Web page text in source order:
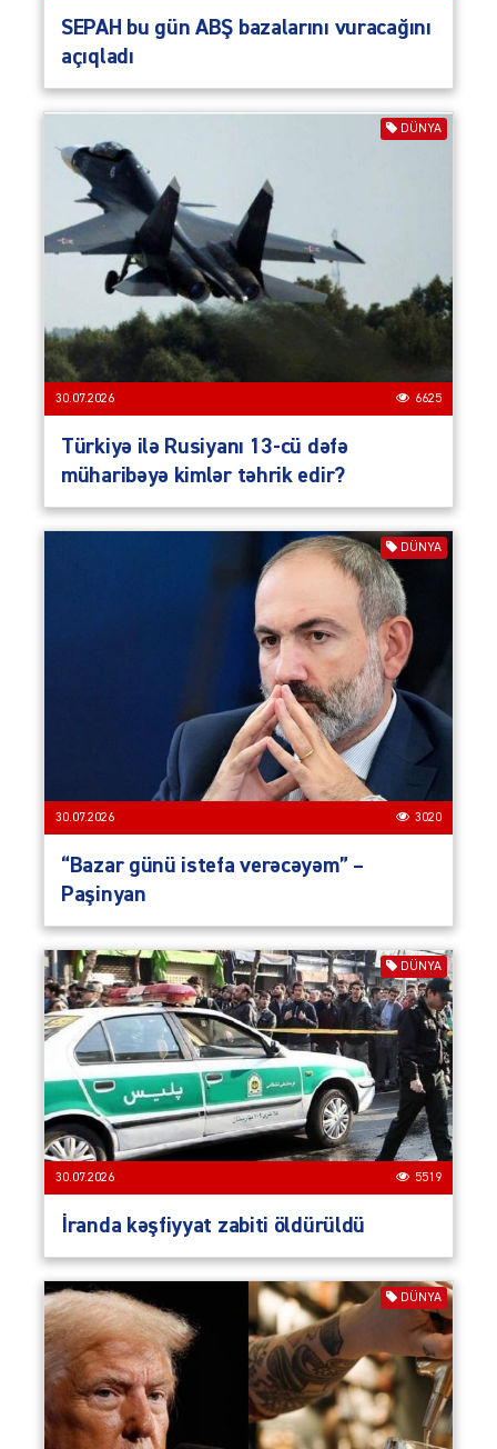
SEPAH bu gün ABŞ bazalarını vuracağını
açıqladı
DÜNYA
30.07.2026 6625
Türkiyə ilə Rusiyanı 13-cü dəfə
müharibəyə kimlər təhrik edir?
DÜNYA
30.07.2026 3020
“Bazar günü istefa verəcəyəm” –
Paşinyan
DÜNYA
30.07.2026 5519
İranda kəşfiyyat zabiti öldürüldü
DÜNYA